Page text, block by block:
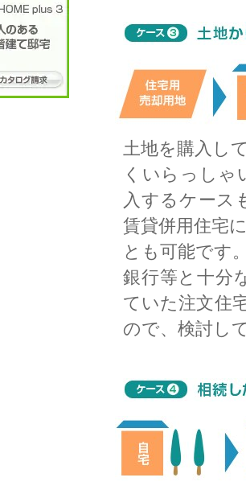
土地を購入し
くいらっしゃ
入するケース
賃貸併用住宅
とも可能です
銀行等と十分
ていた注文住
ので、検討し